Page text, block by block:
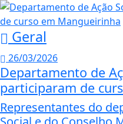
Geral
26/03/2026
Departamento de
participaram de
Representantes do